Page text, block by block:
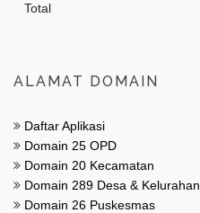
Total
ALAMAT DOMAIN
Daftar Aplikasi
Domain 25 OPD
Domain 20 Kecamatan
Domain 289 Desa & Kelurahan
Domain 26 Puskesmas